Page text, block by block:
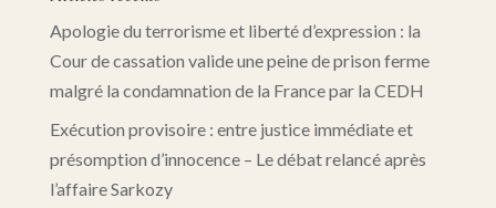
Apologie du terrorisme et liberté d’expression : la
Cour de cassation valide une peine de prison ferme
malgré la condamnation de la France par la CEDH
Exécution provisoire : entre justice immédiate et
présomption d’innocence – Le débat relancé après
l’affaire Sarkozy